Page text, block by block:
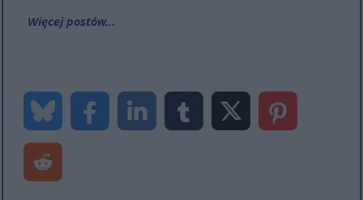
Więcej postów...